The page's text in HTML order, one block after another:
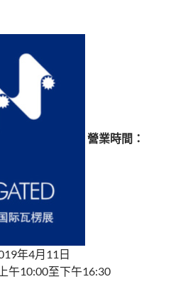
營業時間：
年4月11日
午10:00至下午16:30